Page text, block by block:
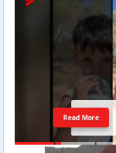
Read More